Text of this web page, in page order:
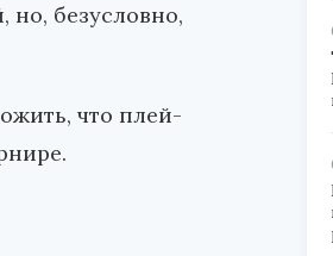
но, безусловно,
что плей-